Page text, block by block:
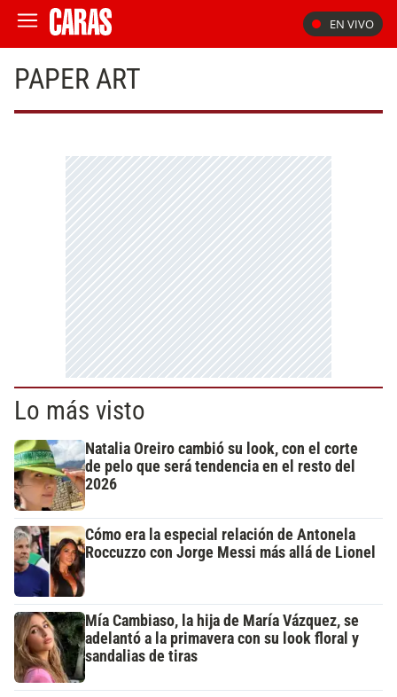
EN VIVO
PAPER ART
Lo más visto
Natalia Oreiro cambió su look, con el corte
de pelo que será tendencia en el resto del
2026
Cómo era la especial relación de Antonela
Roccuzzo con Jorge Messi más allá de Lionel
Mía Cambiaso, la hija de María Vázquez, se
adelantó a la primavera con su look floral y
sandalias de tiras